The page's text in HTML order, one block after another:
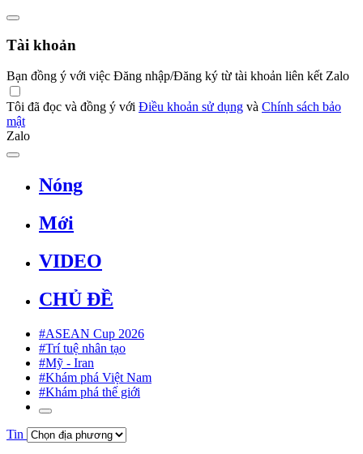
Tài khoản
Bạn đồng ý với việc Đăng nhập/Đăng ký từ tài khoản liên kết Zalo
Tôi đã đọc và đồng ý với Điều khoản sử dụng và Chính sách bảo
mật
Zalo
Nóng
Mới
VIDEO
CHỦ ĐỀ
#ASEAN Cup 2026
#Trí tuệ nhân tạo
#Mỹ - Iran
#Khám phá Việt Nam
#Khám phá thế giới
Tin